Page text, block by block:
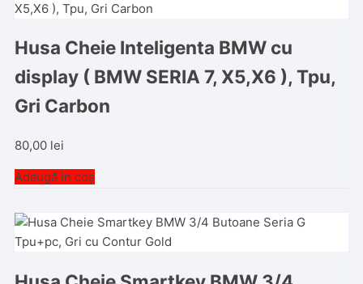
Husa Cheie Inteligenta BMW cu
display ( BMW SERIA 7, X5,X6 ), Tpu,
Gri Carbon
80,00 lei
Adaugă în coș